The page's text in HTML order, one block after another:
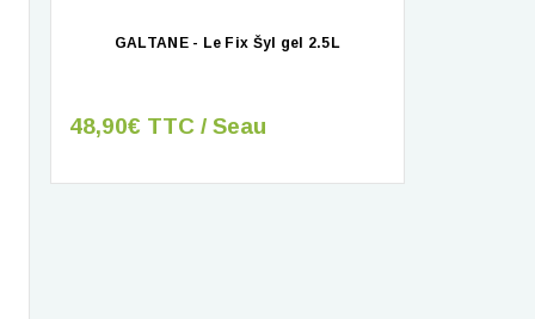
GALTANE - Le Fix Šyl gel 2.5L
48,90€ TTC / Seau